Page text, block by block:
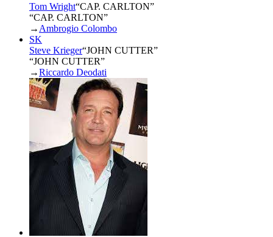
Tom Wright“CAP. CARLTON”
“CAP. CARLTON”
→ Ambrogio Colombo
SK
Steve Krieger“JOHN CUTTER”
“JOHN CUTTER”
→Riccardo Deodati